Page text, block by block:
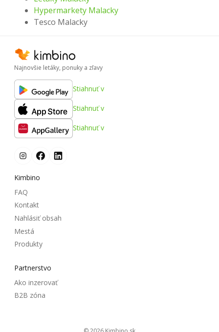
Hypermarkety Malacky
Tesco Malacky
Najnovšie letáky, ponuky a zľavy
Stiahnuť v
Stiahnuť v
Stiahnuť v
Kimbino
FAQ
Kontakt
Nahlásiť obsah
Mestá
Produkty
Partnerstvo
Ako inzerovať
B2B zóna